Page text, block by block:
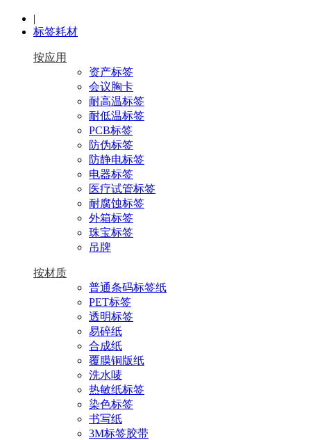
|
标签耗材
按应用
资产标签
会议胸卡
耐高温标签
耐低温标签
PCB标签
防伪标签
防静电标签
电器标签
医疗试管标签
耐腐蚀标签
外箱标签
珠宝标签
吊牌
按材质
普通条码标签纸
PET标签
透明标签
易碎纸
合成纸
覆膜铜版纸
洗水唛
热敏纸标签
染色标签
书写纸
3M标签胶带